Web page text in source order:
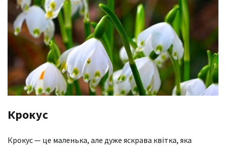
Крокус
Крокус — це маленька, але дуже яскрава квітка, яка